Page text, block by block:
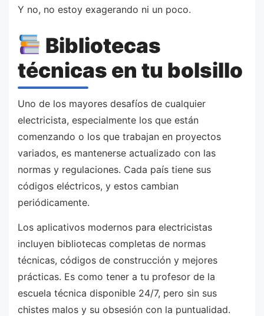
Y no, no estoy exagerando ni un poco.
Bibliotecas
técnicas en tu bolsillo
Uno de los mayores desafíos de cualquier
electricista, especialmente los que están
comenzando o los que trabajan en proyectos
variados, es mantenerse actualizado con las
normas y regulaciones. Cada país tiene sus
códigos eléctricos, y estos cambian
periódicamente.
Los aplicativos modernos para electricistas
incluyen bibliotecas completas de normas
técnicas, códigos de construcción y mejores
prácticas. Es como tener a tu profesor de la
escuela técnica disponible 24/7, pero sin sus
chistes malos y su obsesión con la puntualidad.